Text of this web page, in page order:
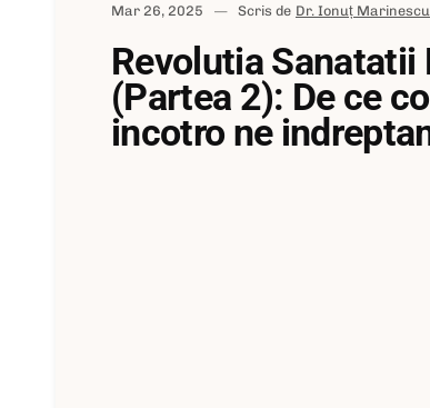
Mar 26, 2025 Scris de Dr. Ionuț Marinescu
Revolutia Sanatatii
(Partea 2): De ce
incotro ne